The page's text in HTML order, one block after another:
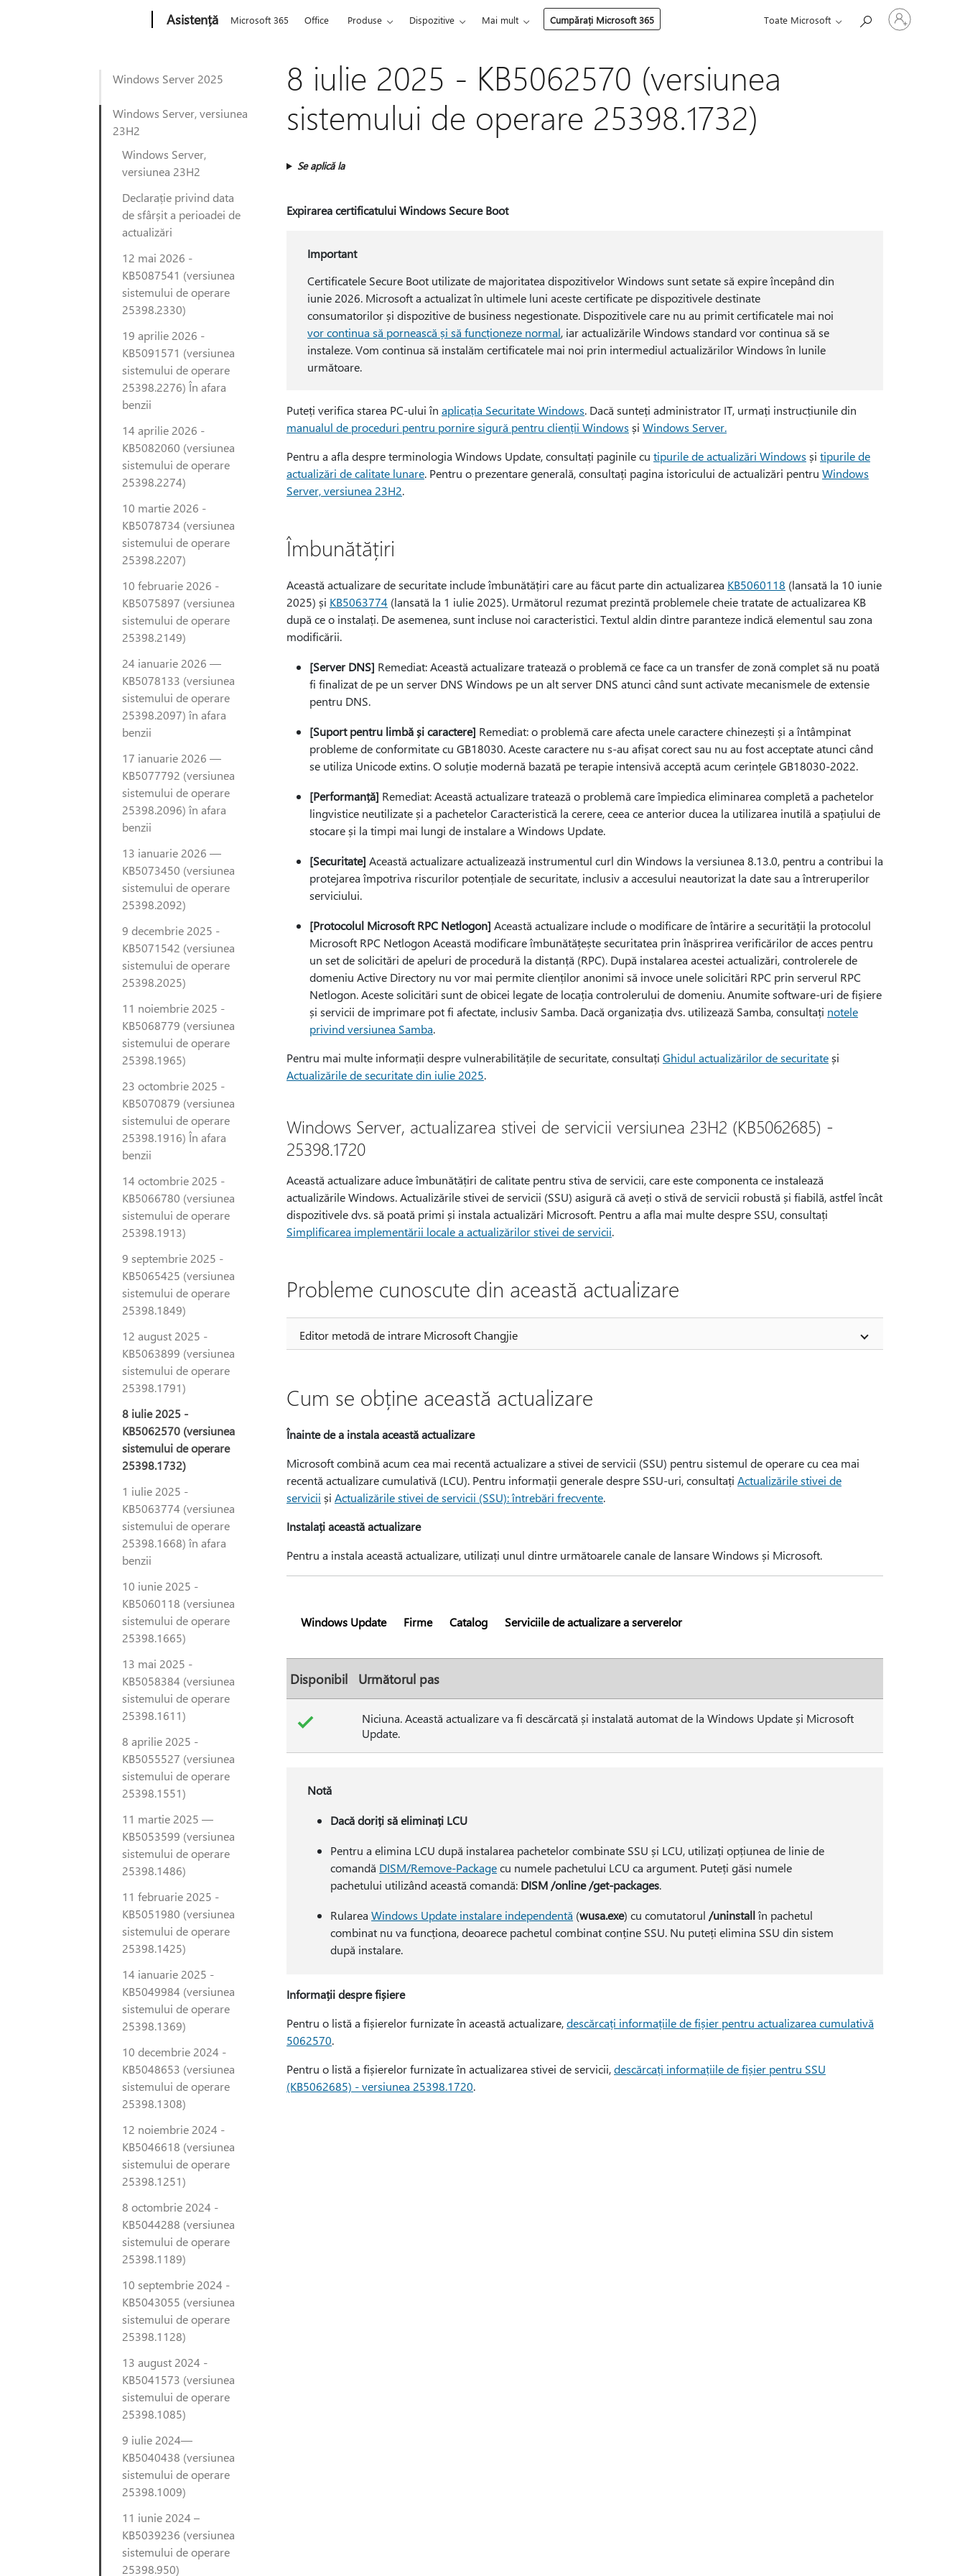
Asistență Microsoft 365 Office Produse Dispozitive Mai mult Cumpărați Microsoft 365 Toate Microsoft
Conectați-
vă
Windows Server 2025
Windows Server, versiunea
23H2
Windows Server,
versiunea 23H2
Declarație privind data
de sfârșit a perioadei de
actualizări
12 mai 2026 -
KB5087541 (versiunea
sistemului de operare
25398.2330)
19 aprilie 2026 -
KB5091571 (versiunea
sistemului de operare
25398.2276) În afara
benzii
14 aprilie 2026 -
KB5082060 (versiunea
sistemului de operare
25398.2274)
10 martie 2026 -
KB5078734 (versiunea
sistemului de operare
25398.2207)
10 februarie 2026 -
KB5075897 (versiunea
sistemului de operare
25398.2149)
24 ianuarie 2026 —
KB5078133 (versiunea
sistemului de operare
25398.2097) în afara
benzii
17 ianuarie 2026 —
KB5077792 (versiunea
sistemului de operare
25398.2096) în afara
benzii
13 ianuarie 2026 —
KB5073450 (versiunea
sistemului de operare
25398.2092)
9 decembrie 2025 -
KB5071542 (versiunea
sistemului de operare
25398.2025)
11 noiembrie 2025 -
KB5068779 (versiunea
sistemului de operare
25398.1965)
23 octombrie 2025 -
KB5070879 (versiunea
sistemului de operare
25398.1916) În afara
benzii
14 octombrie 2025 -
KB5066780 (versiunea
sistemului de operare
25398.1913)
9 septembrie 2025 -
KB5065425 (versiunea
sistemului de operare
25398.1849)
12 august 2025 -
KB5063899 (versiunea
sistemului de operare
25398.1791)
8 iulie 2025 -
KB5062570 (versiunea
sistemului de operare
25398.1732)
1 iulie 2025 -
KB5063774 (versiunea
sistemului de operare
25398.1668) în afara
benzii
10 iunie 2025 -
KB5060118 (versiunea
sistemului de operare
25398.1665)
13 mai 2025 -
KB5058384 (versiunea
sistemului de operare
25398.1611)
8 aprilie 2025 -
KB5055527 (versiunea
sistemului de operare
25398.1551)
11 martie 2025 —
KB5053599 (versiunea
sistemului de operare
25398.1486)
11 februarie 2025 -
KB5051980 (versiunea
sistemului de operare
25398.1425)
14 ianuarie 2025 -
KB5049984 (versiunea
sistemului de operare
25398.1369)
10 decembrie 2024 -
KB5048653 (versiunea
sistemului de operare
25398.1308)
12 noiembrie 2024 -
KB5046618 (versiunea
sistemului de operare
25398.1251)
8 octombrie 2024 -
KB5044288 (versiunea
sistemului de operare
25398.1189)
10 septembrie 2024 -
KB5043055 (versiunea
sistemului de operare
25398.1128)
13 august 2024 -
KB5041573 (versiunea
sistemului de operare
25398.1085)
9 iulie 2024—
KB5040438 (versiunea
sistemului de operare
25398.1009)
11 iunie 2024 –
KB5039236 (versiunea
sistemului de operare
25398.950)
8 iulie 2025 - KB5062570 (versiunea
sistemului de operare 25398.1732)
Se aplică la
Expirarea certificatului Windows Secure Boot
Important
Certificatele Secure Boot utilizate de majoritatea dispozitivelor Windows sunt setate să expire începând din
iunie 2026. Microsoft a actualizat în ultimele luni aceste certificate pe dispozitivele destinate
consumatorilor și dispozitive de business negestionate. Dispozitivele care nu au primit certificatele mai noi
vor continua să pornească și să funcționeze normal, iar actualizările Windows standard vor continua să se
instaleze. Vom continua să instalăm certificatele mai noi prin intermediul actualizărilor Windows în lunile
următoare.
Puteți verifica starea PC-ului în aplicația Securitate Windows. Dacă sunteți administrator IT, urmați instrucțiunile din
manualul de proceduri pentru pornire sigură pentru clienții Windows și Windows Server.
Pentru a afla despre terminologia Windows Update, consultați paginile cu tipurile de actualizări Windows și tipurile de
actualizări de calitate lunare. Pentru o prezentare generală, consultați pagina istoricului de actualizări pentru Windows
Server, versiunea 23H2.
Îmbunătățiri
Această actualizare de securitate include îmbunătățiri care au făcut parte din actualizarea KB5060118 (lansată la 10 iunie
2025) și KB5063774 (lansată la 1 iulie 2025). Următorul rezumat prezintă problemele cheie tratate de actualizarea KB
după ce o instalați. De asemenea, sunt incluse noi caracteristici. Textul aldin dintre paranteze indică elementul sau zona
modificării.
[Server DNS] Remediat: Această actualizare tratează o problemă ce face ca un transfer de zonă complet să nu poată
fi finalizat de pe un server DNS Windows pe un alt server DNS atunci când sunt activate mecanismele de extensie
pentru DNS.
[Suport pentru limbă și caractere] Remediat: o problemă care afecta unele caractere chinezești și a întâmpinat
probleme de conformitate cu GB18030. Aceste caractere nu s-au afișat corect sau nu au fost acceptate atunci când
se utiliza Unicode extins. O soluție modernă bazată pe terapie intensivă acceptă acum cerințele GB18030-2022.
[Performanță] Remediat: Această actualizare tratează o problemă care împiedica eliminarea completă a pachetelor
lingvistice neutilizate și a pachetelor Caracteristică la cerere, ceea ce anterior ducea la utilizarea inutilă a spațiului de
stocare și la timpi mai lungi de instalare a Windows Update.
[Securitate] Această actualizare actualizează instrumentul curl din Windows la versiunea 8.13.0, pentru a contribui la
protejarea împotriva riscurilor potențiale de securitate, inclusiv a accesului neautorizat la date sau a întreruperilor
serviciului.
[Protocolul Microsoft RPC Netlogon] Această actualizare include o modificare de întărire a securității la protocolul
Microsoft RPC Netlogon Această modificare îmbunătățește securitatea prin înăsprirea verificărilor de acces pentru
un set de solicitări de apeluri de procedură la distanță (RPC). După instalarea acestei actualizări, controlerele de
domeniu Active Directory nu vor mai permite clienților anonimi să invoce unele solicitări RPC prin serverul RPC
Netlogon. Aceste solicitări sunt de obicei legate de locația controlerului de domeniu. Anumite software-uri de fișiere
și servicii de imprimare pot fi afectate, inclusiv Samba. Dacă organizația dvs. utilizează Samba, consultați notele
privind versiunea Samba.
Pentru mai multe informații despre vulnerabilitățile de securitate, consultați Ghidul actualizărilor de securitateși
Actualizările de securitate din iulie 2025.
Windows Server, actualizarea stivei de servicii versiunea 23H2 (KB5062685) -
25398.1720
Această actualizare aduce îmbunătățiri de calitate pentru stiva de servicii, care este componenta ce instalează
actualizările Windows. Actualizările stivei de servicii (SSU) asigură că aveți o stivă de servicii robustă și fiabilă, astfel încât
dispozitivele dvs. să poată primi și instala actualizări Microsoft. Pentru a afla mai multe despre SSU, consultați
Simplificarea implementării locale a actualizărilor stivei de servicii.
Probleme cunoscute din această actualizare
Editor metodă de intrare Microsoft Changjie
Cum se obține această actualizare
Înainte de a instala această actualizare
Microsoft combină acum cea mai recentă actualizare a stivei de servicii (SSU) pentru sistemul de operare cu cea mai
recentă actualizare cumulativă (LCU). Pentru informații generale despre SSU-uri, consultați Actualizările stivei de
servicii și Actualizările stivei de servicii (SSU): întrebări frecvente.
Instalați această actualizare
Pentru a instala această actualizare, utilizați unul dintre următoarele canale de lansare Windows și Microsoft.
Windows Update Firme Catalog Serviciile de actualizare a serverelor
Disponibil Următorul pas
Niciuna. Această actualizare va fi descărcată și instalată automat de la Windows Update și Microsoft
Update.
Notă
Dacă doriți să eliminați LCU
Pentru a elimina LCU după instalarea pachetelor combinate SSU și LCU, utilizați opțiunea de linie de
comandă DISM/Remove-Packagecu numele pachetului LCU ca argument. Puteți găsi numele
pachetului utilizând această comandă: DISM /online /get-packages.
RulareaWindows Update instalare independentă (wusa.exe) cu comutatorul /uninstallîn pachetul
combinat nu va funcționa, deoarece pachetul combinat conține SSU. Nu puteți elimina SSU din sistem
după instalare.
Informații despre fișiere
Pentru o listă a fișierelor furnizate în această actualizare,descărcați informațiile de fișier pentru actualizarea cumulativă
5062570.
Pentru o listă a fișierelor furnizate în actualizarea stivei de servicii,descărcați informațiile de fișier pentru SSU
(KB5062685) - versiunea 25398.1720.